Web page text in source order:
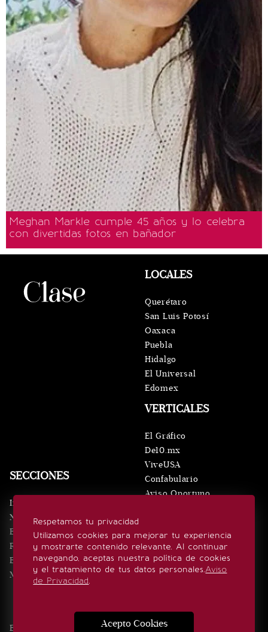
Meghan Markle cumple 45 años y lo celebra
con divertidas fotos en bañador
Respetamos tu privacidad
Utilizamos cookies para mejorar tu experiencia
y mostrarte contenido relevante. Al continuar
navegando, aceptas nuestra política de cookies
y el tratamiento de tus datos personales.Aviso
de Privacidad.
Acepto Cookies
SECCIONES
Inicio
Noticias
Eventos
Realeza
Estilo de vida
Minuto x Minuto
VERTICALES
El Gráfico
De10.mx
ViveUSA
Confabulario
Aviso Oportuno
LOCALES
Querétaro
San Luis Potosí
Oaxaca
Puebla
Hidalgo
El Universal
Edomex
SÍGUENOS
Edición Impresa Noticias Quiénes somos